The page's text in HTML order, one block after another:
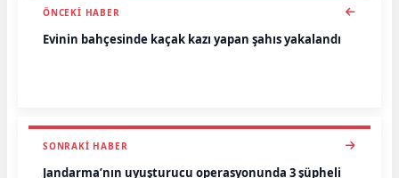
ÖNCEKI HABER
Evinin bahçesinde kaçak kazı yapan şahıs yakalandı
SONRAKI HABER
Jandarma’nın uyuşturucu operasyonunda 3 şüpheli